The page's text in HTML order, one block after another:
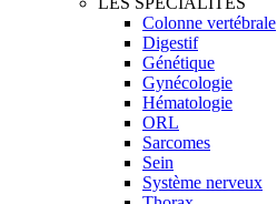
Colonne vertébrale
Digestif
Génétique
Gynécologie
Hématologie
ORL
Sarcomes
Sein
Système nerveux